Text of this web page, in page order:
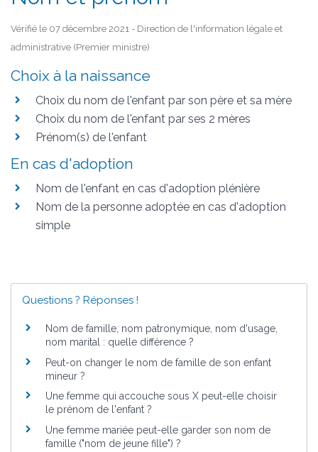
Vérifié le 07 décembre 2021 - Direction de l'information légale et
administrative (Premier ministre)
Choix à la naissance
Choix du nom de l'enfant par son père et sa mère
Choix du nom de l'enfant par ses 2 mères
Prénom(s) de l'enfant
En cas d'adoption
Nom de l'enfant en cas d'adoption plénière
Nom de la personne adoptée en cas d'adoption
simple
Questions ? Réponses !
Nom de famille, nom patronymique, nom d'usage,
nom marital : quelle différence ?
Peut-on changer le nom de famille de son enfant
mineur ?
Une femme qui accouche sous X peut-elle choisir
le prénom de l'enfant ?
Une femme mariée peut-elle garder son nom de
famille ("nom de jeune fille") ?